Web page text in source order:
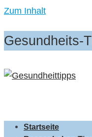
Zum Inhalt
Gesundheits-
Startseite